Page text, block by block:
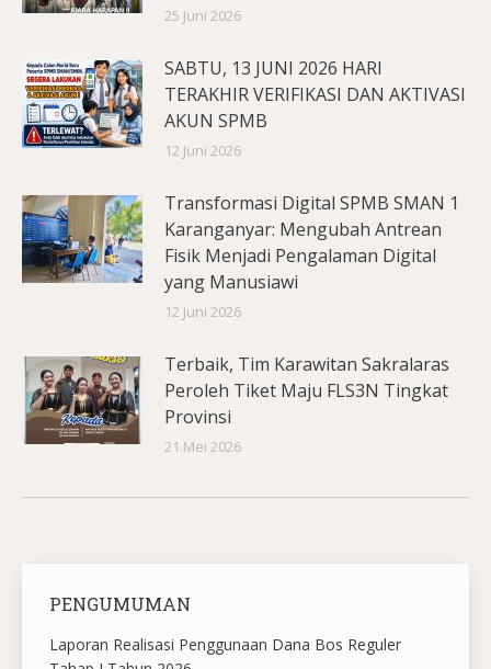
25 Juni 2026
SABTU, 13 JUNI 2026 HARI
TERAKHIR VERIFIKASI DAN AKTIVASI
AKUN SPMB
12 Juni 2026
Transformasi Digital SPMB SMAN 1
Karanganyar: Mengubah Antrean
Fisik Menjadi Pengalaman Digital
yang Manusiawi
12 Juni 2026
Terbaik, Tim Karawitan Sakralaras
Peroleh Tiket Maju FLS3N Tingkat
Provinsi
21 Mei 2026
PENGUMUMAN
Laporan Realisasi Penggunaan Dana Bos Reguler